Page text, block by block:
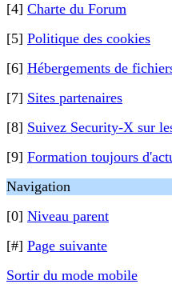
[4] Charte du Forum
[5] Politique des cookies
[6] Hébergements de
[7] Sites partenaires
[8] Suivez Security-X sur
[9] Formation toujours
Navigation
[0] Niveau parent
[#] Page suivante
Sortir du mode mobile